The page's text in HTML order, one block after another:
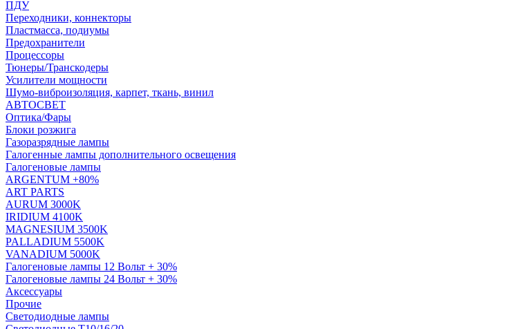
ПДУ
Переходники, коннекторы
Пластмасса, подиумы
Предохранители
Процессоры
Тюнеры/Транскодеры
Усилители мощности
Шумо-виброизоляция, карпет, ткань, винил
АВТОСВЕТ
Оптика/Фары
Блоки розжига
Газоразрядные лампы
Галогенные лампы дополнительного освещения
Галогеновые лампы
ARGENTUM +80%
ART PARTS
AURUM 3000K
IRIDIUM 4100K
MAGNESIUM 3500K
PALLADIUM 5500K
VANADIUM 5000K
Галогеновые лампы 12 Вольт + 30%
Галогеновые лампы 24 Вольт + 30%
Аксессуары
Прочие
Светодиодные лампы